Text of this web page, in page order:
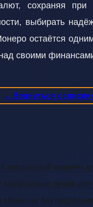
сохраняя
выбирать
остаётся
своими
← Вернуться к списку
аппаратный кошелёк
сервис лучше для
без